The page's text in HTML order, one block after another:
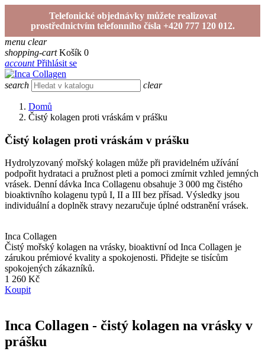
Telefonické objednávky můžete realizovat
prostřednictvím telefonního čísla +420 777 120 012.
menu clear
shopping-cart Košík 0
account Přihlásit se
search clear
Domů
Čistý kolagen proti vráskám v prášku
Čistý kolagen proti vráskám v prášku
Hydrolyzovaný mořský kolagen může při pravidelném užívání
podpořit hydrataci a pružnost pleti a pomoci zmírnit vzhled jemných
vrásek. Denní dávka Inca Collagenu obsahuje 3 000 mg čistého
bioaktivního kolagenu typů I, II a III bez přísad. Výsledky jsou
individuální a doplněk stravy nezaručuje úplné odstranění vrásek.
Inca Collagen
Čistý mořský kolagen na vrásky, bioaktivní od Inca Collagen je
zárukou prémiové kvality a spokojenosti. Přidejte se tisícům
spokojených zákazníků.
1 260 Kč
Koupit
Inca Collagen - čistý kolagen na vrásky v
prášku